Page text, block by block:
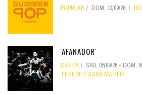
POPULAR DOM, 13/09/26
'AFANADOR'
DANZA SÁB, 05/09/26 - DOM,
TENERIFE ADÁN MARTÍN